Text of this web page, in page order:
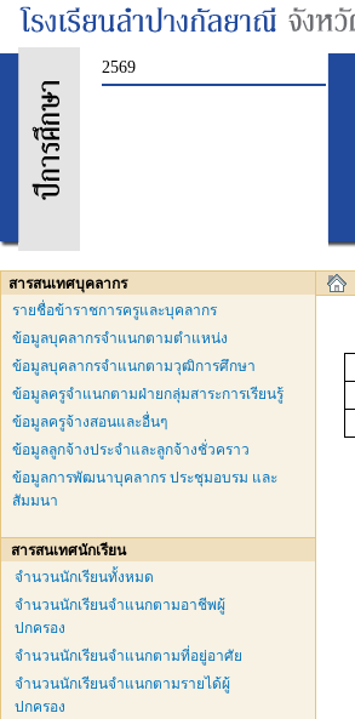
2569
สารสนเทศบุคลากร
รายชื่อข้าราชการครูและบุคลากร
ข้อมูลบุคลากรจำแนกตามตำแหน่ง
ข้อมูลบุคลากรจำแนกตามวุฒิการศึกษา
ข้อมูลครูจำแนกตามฝ่ายกลุ่มสาระการเรียนรู้
ข้อมูลครูจ้างสอนและอื่นๆ
ข้อมูลลูกจ้างประจำและลูกจ้างชั่วคราว
ข้อมูลการพัฒนาบุคลากร ประชุมอบรม และ
สัมมนา
สารสนเทศนักเรียน
จำนวนนักเรียนทั้งหมด
จำนวนนักเรียนจำแนกตามอาชีพผู้
ปกครอง
จำนวนนักเรียนจำแนกตามที่อยู่อาศัย
จำนวนนักเรียนจำแนกตามรายได้ผู้
ปกครอง